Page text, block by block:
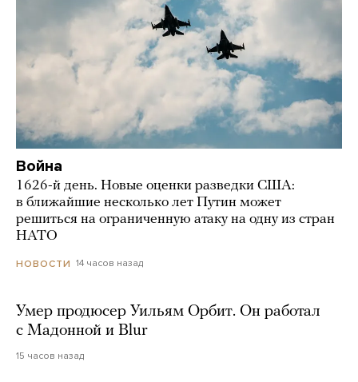
Война
1626-й день. Новые оценки разведки США:
в ближайшие несколько лет Путин может
решиться на ограниченную атаку на одну из стран
НАТО
НОВОСТИ 14 часов назад
Умер продюсер Уильям Орбит. Он работал
с Мадонной и Blur
15 часов назад